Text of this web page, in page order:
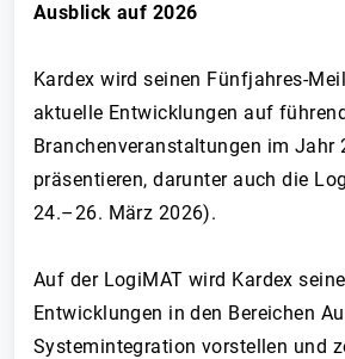
Ausblick auf 2026
Kardex wird seinen Fünfjahres-
aktuelle Entwicklungen auf
Branchenveranstaltungen im Jahr
präsentieren, darunter auch die
24.–26. März 2026).
Auf der LogiMAT wird Kardex
Entwicklungen in den Bereichen
Systemintegration vorstellen und